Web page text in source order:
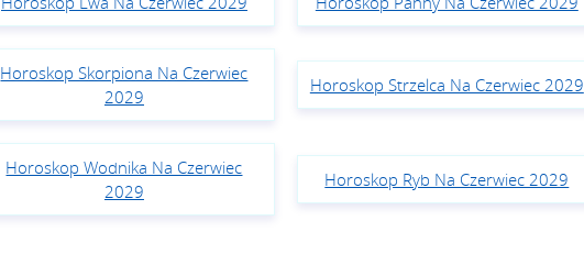
Horoskop Skorpiona Na Czerwiec
2029
Horoskop Strzelca Na Czerwiec 2029
Horoskop Wodnika Na Czerwiec
2029
Horoskop Ryb Na Czerwiec 2029